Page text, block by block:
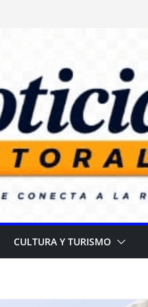
CULTURA Y TURISMO